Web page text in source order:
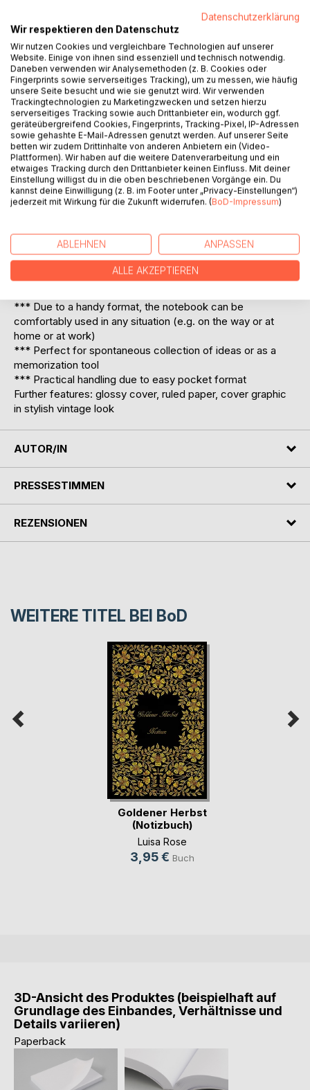
- Für alle Freunde des klassischen Stils und edlen Vintage
Designs.
- Persönlicher Begleiter, verwendbar u.a. als Notizbuch,
Notizheft, Einschreibbuch, Tagebuch oder Anti-Stress
Kritzelbuch.
- Perfekter Ort zum Festhalten von Geistesblitzen, Action
Items, Erlebnissen, Projekten, Plänen, kreativen Ideen,
Gedanken, ToDo-Listen, Kritzeleien u.v.m., einfach für alles
was man nicht vergessen will und darf!
- Im praktischen Pocketformat, liniert und mit glänzendem
Cover.
- Super Geschenkidee!
- Mit einem außergewöhlichen stylischen Cover.
Notebook for all friends of classy and noble vintage design
Perfect as gift booklet to say thank you, or as present or
for yourself.
*** Notebook for fast and simple saving of instructions,
*** Due to a handy format, the notebook can be
comfortably used in any situation (e.g. on the way or at
home or at work)
*** Perfect for spontaneous collection of ideas or as a
memorization tool
*** Practical handling due to easy pocket format
Further features: glossy cover, ruled paper, cover graphic
in stylish vintage look
AUTOR/IN
PRESSESTIMMEN
REZENSIONEN
WEITERE TITEL BEI BoD
Goldener Herbst
(Notizbuch)
Luisa Rose
3,95 € Buch
3D-Ansicht des Produktes (beispielhaft auf
Grundlage des Einbandes, Verhältnisse und
Details variieren)
Paperback
Datenschutzerklärung
Wir respektieren den Datenschutz
Wir nutzen Cookies und vergleichbare Technologien auf unserer
Website. Einige von ihnen sind essenziell und technisch notwendig.
Daneben verwenden wir Analysemethoden (z. B. Cookies oder
Fingerprints sowie serverseitiges Tracking), um zu messen, wie häufig
unsere Seite besucht und wie sie genutzt wird. Wir verwenden
Trackingtechnologien zu Marketingzwecken und setzen hierzu
serverseitiges Tracking sowie auch Drittanbieter ein, wodurch ggf.
geräteübergreifend Cookies, Fingerprints, Tracking-Pixel, IP-Adressen
sowie gehashte E-Mail-Adressen genutzt werden. Auf unserer Seite
betten wir zudem Drittinhalte von anderen Anbietern ein (Video-
Plattformen). Wir haben auf die weitere Datenverarbeitung und ein
etwaiges Tracking durch den Drittanbieter keinen Einfluss. Mit deiner
Einstellung willigst du in die oben beschriebenen Vorgänge ein. Du
kannst deine Einwilligung (z. B. im Footer unter „Privacy-Einstellungen“)
jederzeit mit Wirkung für die Zukunft widerrufen. (BoD-Impressum)
ABLEHNEN ANPASSEN
ALLE AKZEPTIEREN